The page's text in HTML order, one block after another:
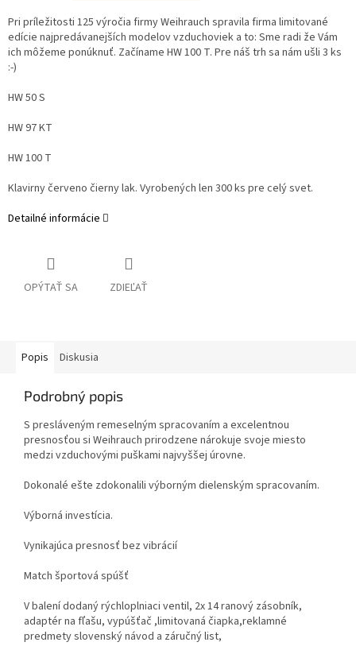
Pri príležitosti 125 výročia firmy Weihrauch spravila firma limitované
edície najpredávanejších modelov vzduchoviek a to: Sme radi že Vám
ich môžeme ponúknuť. Začíname HW 100 T. Pre náš trh sa nám ušli 3 ks
:-)
HW 50 S
HW 97 KT
HW 100 T
Klavirny červeno čierny lak. Vyrobených len 300 ks pre celý svet.
Detailné informácie
OPÝTAŤ SA ZDIEĽAŤ
Popis Diskusia
Podrobný popis
S presláveným remeselným spracovaním a excelentnou
presnosťou si Weihrauch prirodzene nárokuje svoje miesto
medzi vzduchovými puškami najvyššej úrovne.
Dokonalé ešte zdokonalili výborným dielenským spracovaním.
Výborná investícia.
Vynikajúca presnosť bez vibrácií
Match športová spúšť
V balení dodaný rýchloplniaci ventil, 2x 14 ranový zásobník,
adaptér na fľašu, vypúšťač ,limitovaná čiapka,reklamné
predmety slovenský návod a záručný list,